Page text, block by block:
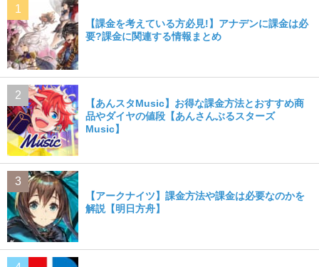
【課金を考えている方必見!】アナデンに課金は必
要?課金に関連する情報まとめ
【あんスタMusic】お得な課金方法とおすすめ商
品やダイヤの値段【あんさんぶるスターズ
Music】
【アークナイツ】課金方法や課金は必要なのかを
解説【明日方舟】